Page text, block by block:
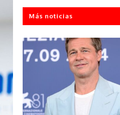
Más noticias